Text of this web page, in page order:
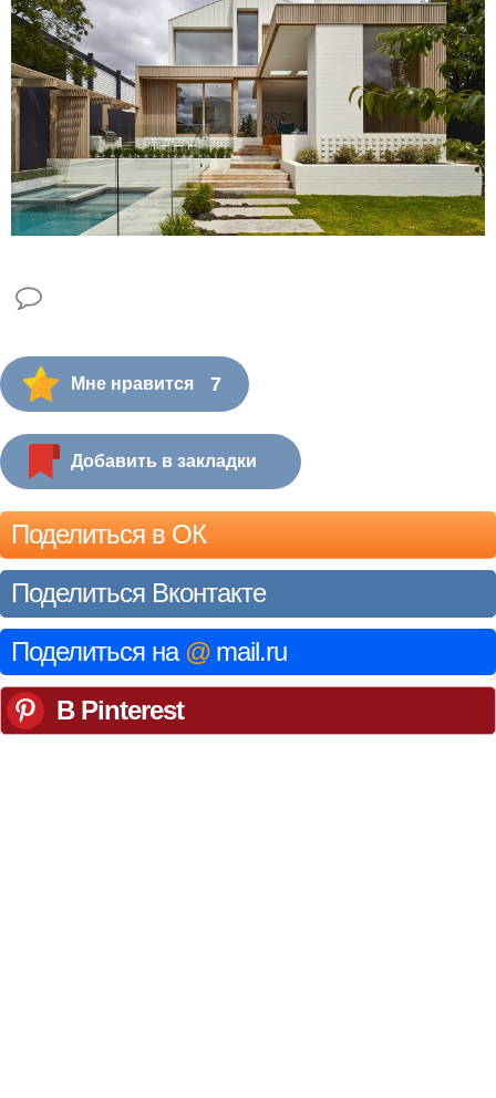
Мне нравится 7
Добавить в закладки
Поделиться в ОК
Поделиться Вконтакте
Поделиться на @ mail.ru
В Pinterest